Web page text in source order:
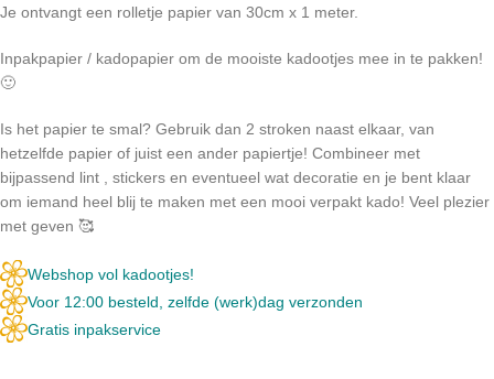
Je ontvangt een rolletje papier van 30cm x 1 meter.
Inpakpapier / kadopapier om de mooiste kadootjes mee in te pakken!
🙂
Is het papier te smal? Gebruik dan 2 stroken naast elkaar, van
hetzelfde papier of juist een ander papiertje! Combineer met
bijpassend lint , stickers en eventueel wat decoratie en je bent klaar
om iemand heel blij te maken met een mooi verpakt kado! Veel plezier
met geven 🥰
Webshop vol kadootjes!
Voor 12:00 besteld, zelfde (werk)dag verzonden
Gratis inpakservice